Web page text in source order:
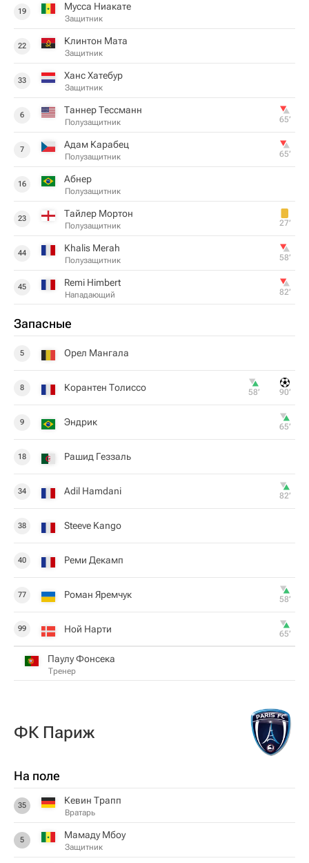
19 Мусса Ниакате
Защитник
22 Клинтон Мата
Защитник
33 Ханс Хатебур
Защитник
6 Таннер Тессманн
Полузащитник 65‎’‎
7 Адам Карабец
Полузащитник 65‎’‎
16 Абнер
Полузащитник
23 Тайлер Мортон
Полузащитник 27‎’‎
44 Khalis Merah
Полузащитник 58‎’‎
45 Remi Himbert
Нападающий 82‎’‎
Запасные
5 Орел Мангала
8 Корантен Толиссо 58‎’‎ 90‎’‎
9 Эндрик 65‎’‎
18 Рашид Геззаль
34 Adil Hamdani 82‎’‎
38 Steeve Kango
40 Реми Декамп
77 Роман Яремчук 58‎’‎
99 Ной Нарти 65‎’‎
Паулу Фонсека
Тренер
ФК Париж
На поле
35 Кевин Трапп
Вратарь
5 Мамаду Мбоу
Защитник